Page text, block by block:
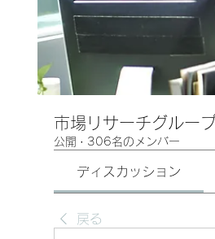
市場リサーチグルー
公開 · 306名のメンバー
ディスカッション
戻る